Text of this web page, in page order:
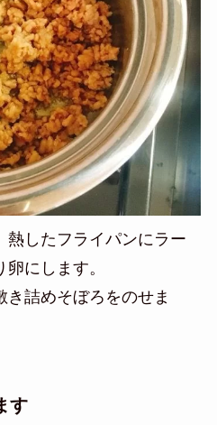
熱したフライパンにラー
にします。
き詰めそぼろをのせま
す